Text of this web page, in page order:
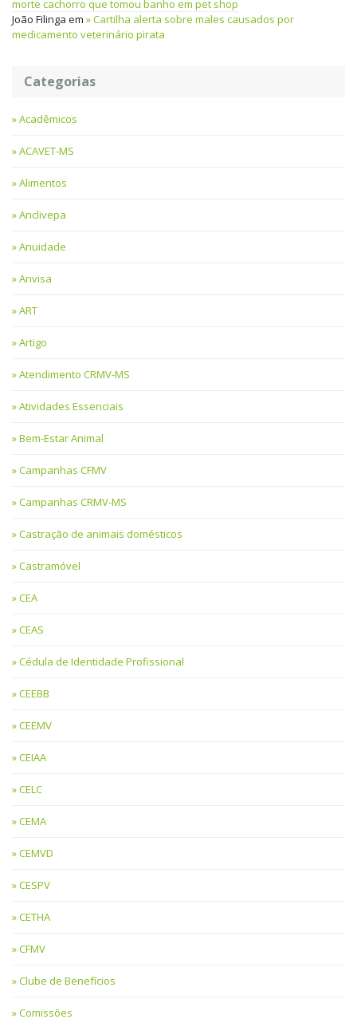
morte cachorro que tomou banho em pet shop
João Filinga em
Cartilha alerta sobre males causados por
medicamento veterinário pirata
Categorias
Acadêmicos
ACAVET-MS
Alimentos
Anclivepa
Anuidade
Anvisa
ART
Artigo
Atendimento CRMV-MS
Atividades Essenciais
Bem-Estar Animal
Campanhas CFMV
Campanhas CRMV-MS
Castração de animais domésticos
Castramóvel
CEA
CEAS
Cédula de Identidade Profissional
CEEBB
CEEMV
CEIAA
CELC
CEMA
CEMVD
CESPV
CETHA
CFMV
Clube de Benefícios
Comissões